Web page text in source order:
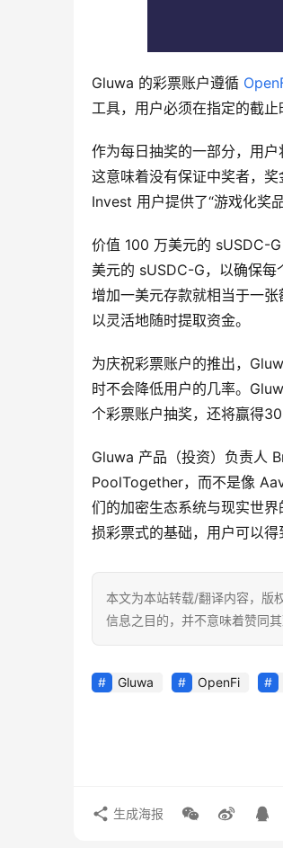
Gluwa 的彩票账户遵循
工具，用户必须在指定的截
作为每日抽奖的一部分，用
这意味着没有保证中奖者，
Invest 用户提供了“游戏化奖
价值 100 万美元的 sUSDC-
美元的 sUSDC-G，以确保每
增加一美元存款就相当于一
以灵活地随时提取资金。
为庆祝彩票账户的推出，
时不会降低用户的几率。
个彩票账户抽奖，还将赢得
Gluwa 产品（投资）负责人
PoolTogether，而不是像
们的加密生态系统与现实世
损彩票式的基础，用户可以
本文为本站转载/翻译内容，版
信息之目的，并不意味着赞同
Gluwa OpenFi
生成海报